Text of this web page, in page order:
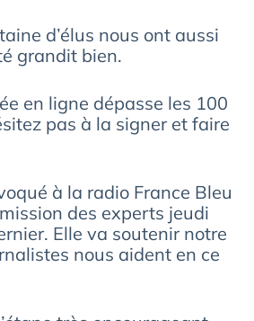
d’élus nous ont aussi
grandit bien.
en ligne dépasse les 100
pas à la signer et faire
à la radio France Bleu
des experts jeudi
Elle va soutenir notre
nous aident en ce